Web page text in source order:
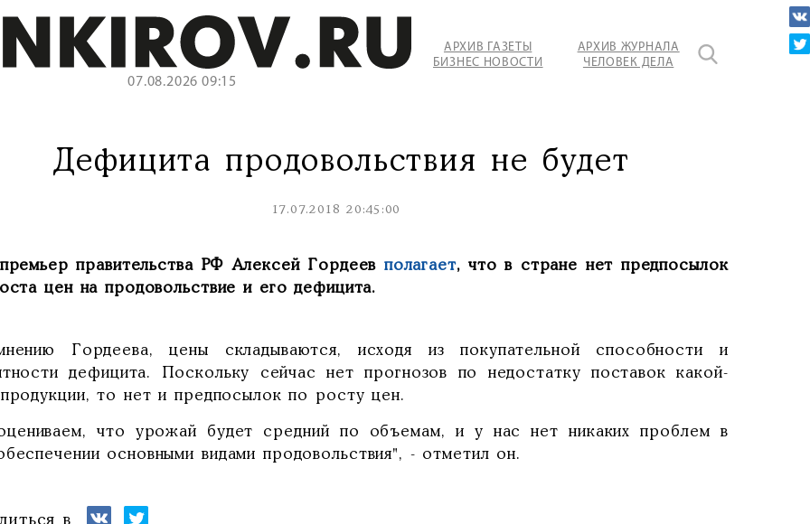
07.08.2026 09:15
АРХИВ ГАЗЕТЫ
БИЗНЕС НОВОСТИ
АРХИВ ЖУРНАЛА
ЧЕЛОВЕК ДЕЛА
Дефицита продовольствия не будет
17.07.2018 20:45:00
правительства РФ Алексей Гордеев полагает, что в стране нет предпосылок
цен на продовольствие и его дефицита.
Гордеева, цены складываются, исходя из покупательной способности и
дефицита. Поскольку сейчас нет прогнозов по недостатку поставок какой-
то нет и предпосылок по росту цен.
что урожай будет средний по объемам, и у нас нет никаких проблем в
основными видами продовольствия", - отметил он.
в